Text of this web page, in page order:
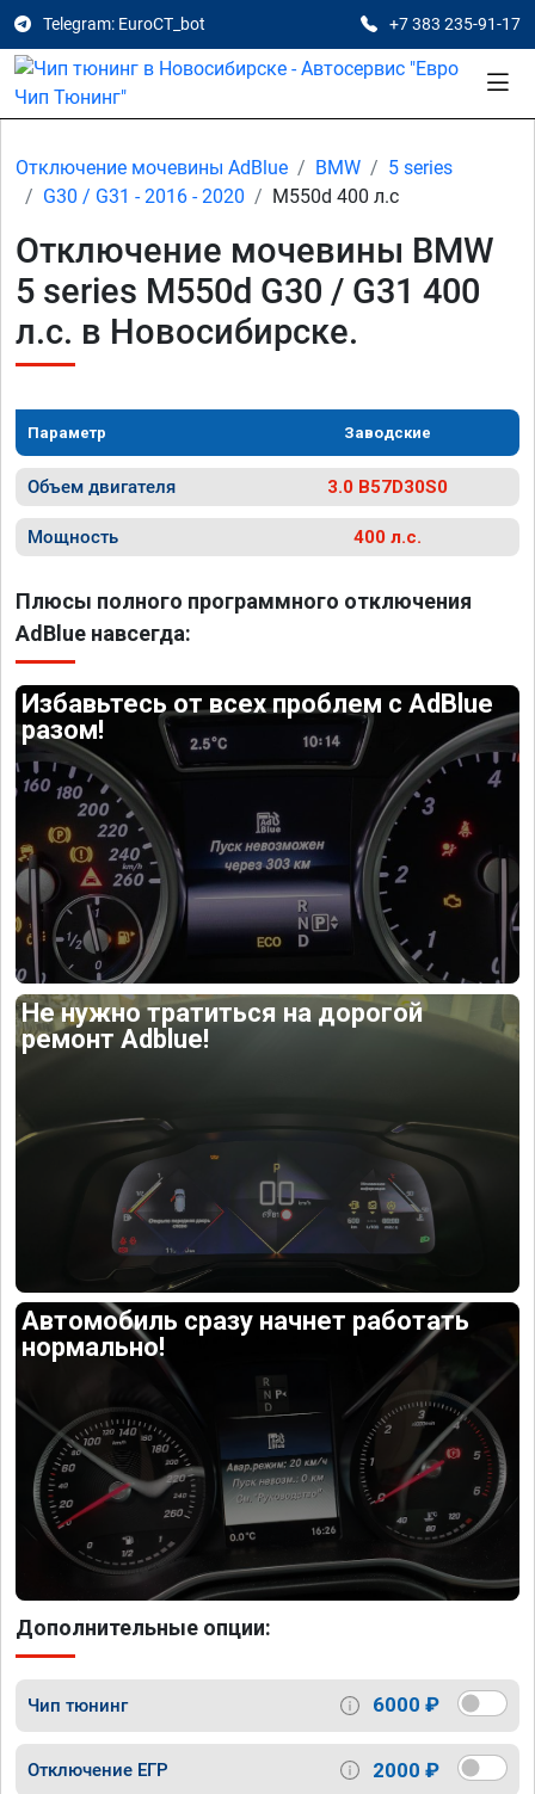
Telegram: EuroCT_bot +7 383 235-91-17
Отключение мочевины AdBlue BMW
5 series
G30 / G31 - 2016 - 2020
M550d 400 л.с
Отключение мочевины BMW
5 series M550d G30 / G31 400
л.с. в Новосибирске.
Параметр Заводские
Объем двигателя 3.0 B57D30S0
Мощность 400 л.с.
Плюсы полного программного отключения
AdBlue навсегда:
Избавьтесь от всех проблем с AdBlue
разом!
Не нужно тратиться на дорогой
ремонт Adblue!
Автомобиль сразу начнет работать
нормально!
Дополнительные опции:
Чип тюнинг 6000 ₽
Отключение ЕГР 2000 ₽